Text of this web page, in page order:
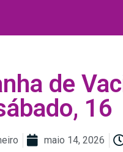
de
16
maio 14, 2026